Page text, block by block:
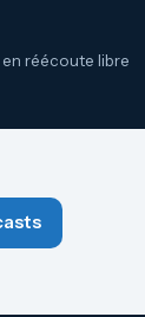
réécoute libre